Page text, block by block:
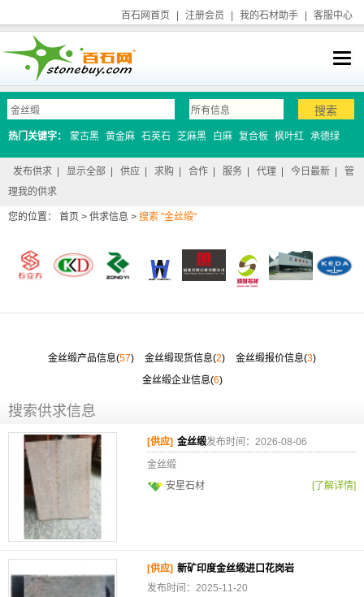
百石网首页 注册会员 我的石材助手 客服中心
热门关键字： 蒙古黑 黄金麻 石英石 芝麻黑 白麻 复合板 枫叶红 承德绿
发布供求 显示全部 供应 求购 合作 服务 代理 今日最新
管
理我的供求
您的位置： 首页 > 供求信息 > 搜索 "金丝缎"
金丝缎产品信息(57) 金丝缎现货信息(2) 金丝缎报价信息(3)
金丝缎企业信息(6)
搜索供求信息
[供应] 金丝缎发布时间：2026-08-06
金丝缎
安星石材
[了解详情]
[供应] 新矿印度金丝缎进口花岗岩
发布时间：2025-11-20